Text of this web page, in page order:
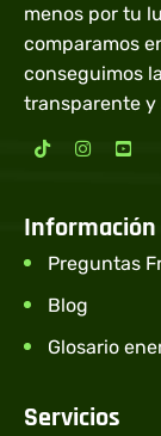
menos por tu
comparamos
conseguimos
transparente y
Preguntas
Blog
Glosario
Servicios